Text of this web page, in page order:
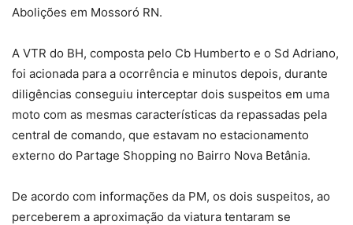
Abolições em Mossoró RN.
A VTR do BH, composta pelo Cb Humberto e o Sd Adriano,
foi acionada para a ocorrência e minutos depois, durante
diligências conseguiu interceptar dois suspeitos em uma
moto com as mesmas características da repassadas pela
central de comando, que estavam no estacionamento
externo do Partage Shopping no Bairro Nova Betânia.
De acordo com informações da PM, os dois suspeitos, ao
perceberem a aproximação da viatura tentaram se